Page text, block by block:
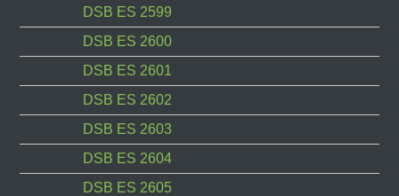
DSB ES 2599
DSB ES 2600
DSB ES 2601
DSB ES 2602
DSB ES 2603
DSB ES 2604
DSB ES 2605